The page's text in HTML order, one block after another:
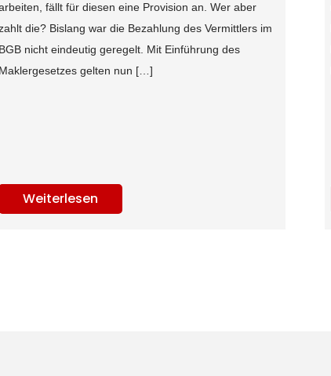
fällt für diesen eine Provision an. Wer aber
die? Bislang war die Bezahlung des Vermittlers im
BGB nicht eindeutig geregelt. Mit Einführung des
Maklergesetzes gelten nun […]
Weiterlesen